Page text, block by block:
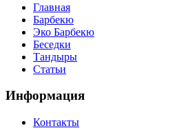
Главная
Барбекю
Эко Барбекю
Беседки
Тандыры
Статьи
Информация
Контакты